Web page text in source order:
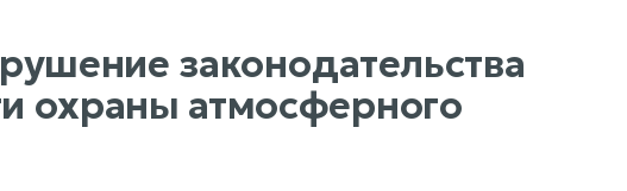
законодательства
охраны атмосферного